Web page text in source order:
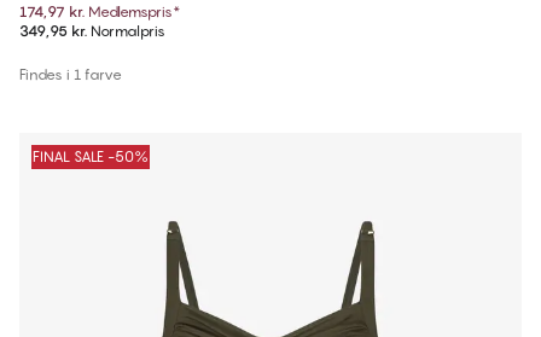
174,97 kr. Medlemspris*
349,95 kr. Normalpris
Findes i 1 farve
FINAL SALE -50%